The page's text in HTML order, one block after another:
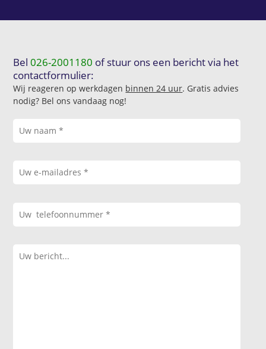
Bel026-2001180 of stuur ons een bericht via het
contactformulier:
Wij reageren op werkdagen binnen 24 uur. Gratis advies
nodig? Bel ons vandaag nog!